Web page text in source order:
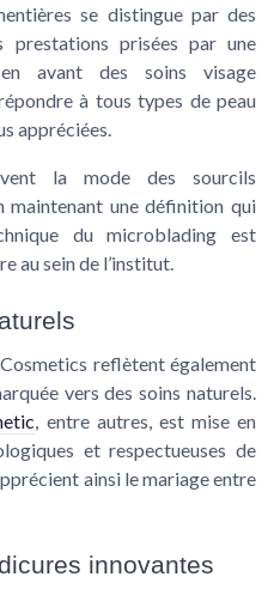
se distingue par des
prestations prisées par une
avant des soins visage
à tous types de peau
appréciées.
la mode des sourcils
maintenant une définition qui
du microblading est
au sein de l’institut.
reflètent également
vers des soins naturels.
, entre autres, est mise en
et respectueuses de
ainsi le mariage entre
innovantes